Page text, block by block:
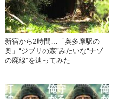
新宿から2時間…「奥多摩駅の
奥」“ジブリの森”みたいな“ナゾ
の廃線”を辿ってみた